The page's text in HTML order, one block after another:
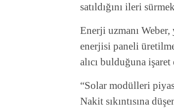
satıldığını ileri
Enerji uzmanı
enerjisi paneli
alıcı bulduğuna
“Solar modülleri
Nakit sıkıntısına